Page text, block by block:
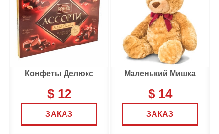
Конфеты Делюкс
$ 12
ЗАКАЗ
Маленький Мишка
$ 14
ЗАКАЗ